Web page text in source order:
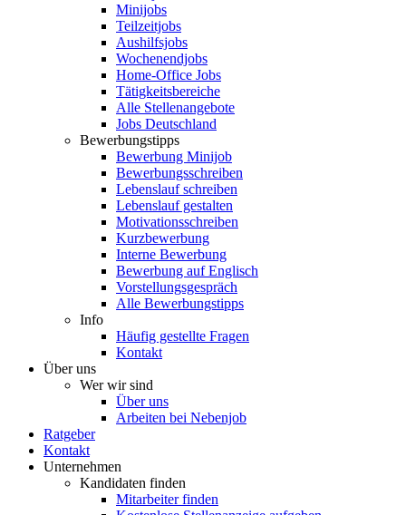
Minijobs
Teilzeitjobs
Aushilfsjobs
Wochenendjobs
Home-Office Jobs
Tätigkeitsbereiche
Alle Stellenangebote
Jobs Deutschland
Bewerbungstipps
Bewerbung Minijob
Bewerbungsschreiben
Lebenslauf schreiben
Lebenslauf gestalten
Motivationsschreiben
Kurzbewerbung
Interne Bewerbung
Bewerbung auf Englisch
Vorstellungsgespräch
Alle Bewerbungstipps
Info
Häufig gestellte Fragen
Kontakt
Über uns
Wer wir sind
Über uns
Arbeiten bei Nebenjob
Ratgeber
Kontakt
Unternehmen
Kandidaten finden
Mitarbeiter finden